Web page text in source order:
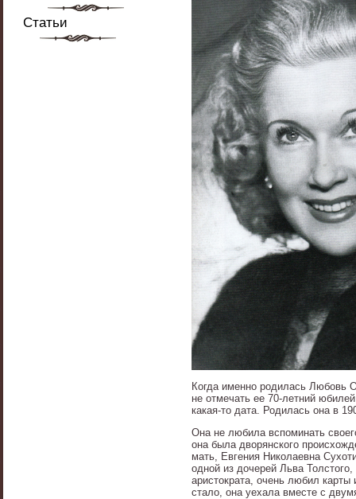
Статьи
Когда именно родилась Любовь
не отмечать ее 70-летний
какая-то дата. Родилась она в
Она не любила вспоминать
она была дворянского
мать, Евгения Николаевна
одной из дочерей Льва
аристократа, очень любил
стало, она уехала вместе с